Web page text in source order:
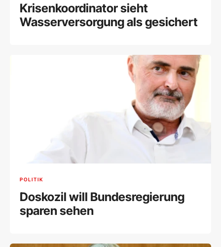
Krisenkoordinator sieht
Wasserversorgung als gesichert
POLITIK
Doskozil will Bundesregierung
sparen sehen